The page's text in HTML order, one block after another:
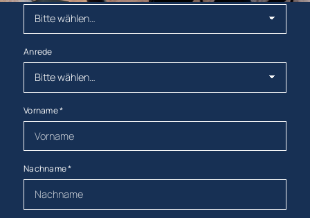
Anrede
Vorname*
Nachname*